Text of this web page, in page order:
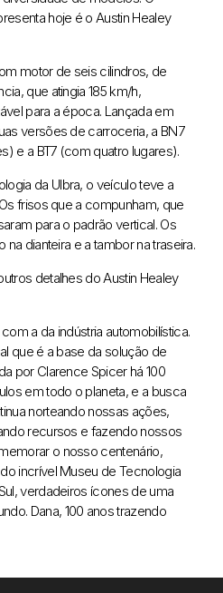
hoje é o Austin Healey
motor de seis cilindros, de
que atingia 185 km/h,
para a época. Lançada em
versões de carroceria, a BN7
e a BT7 (com quatro lugares).
da Ulbra, o veículo teve a
frisos que a compunham, que
para o padrão vertical. Os
dianteira e a tambor na traseira.
detalhes do Austin Healey
a da indústria automobilística.
que é a base da solução de
por Clarence Spicer há 100
em todo o planeta, e a busca
norteando nossas ações,
recursos e fazendo nossos
o nosso centenário,
incrível Museu de Tecnologia
verdadeiros ícones de uma
Dana, 100 anos trazendo